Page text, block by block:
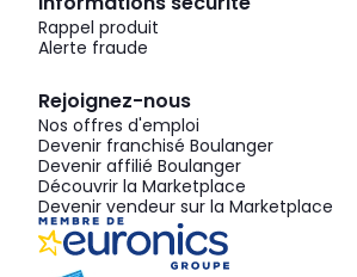
Rappel produit
Alerte fraude
Rejoignez-nous
Nos offres d'emploi
Devenir franchisé Boulanger
Devenir affilié Boulanger
Découvrir la Marketplace
Devenir vendeur sur la Marketplace